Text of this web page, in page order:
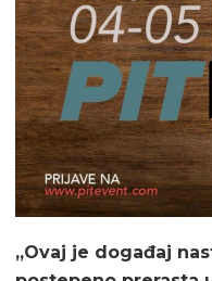
„Ovaj je događaj